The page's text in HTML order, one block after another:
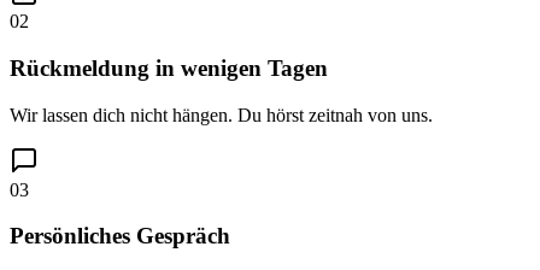
02
Rückmeldung in wenigen Tagen
Wir lassen dich nicht hängen. Du hörst zeitnah von uns.
03
Persönliches Gespräch